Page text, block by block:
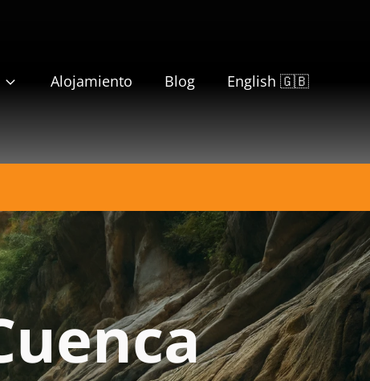
Alojamiento Blog English 🇬🇧